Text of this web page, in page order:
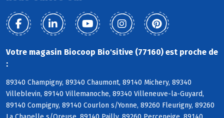
Votre magasin Biocoop Bio'sitive (77160) est proche de
:
89340 Champigny, 89340 Chaumont, 89140 Michery, 89340
Villeblevin, 89140 Villemanoche, 89340 Villeneuve-la-Guyard,
89140 Compigny, 89140 Courlon s/Yonne, 89260 Fleurigny, 89260